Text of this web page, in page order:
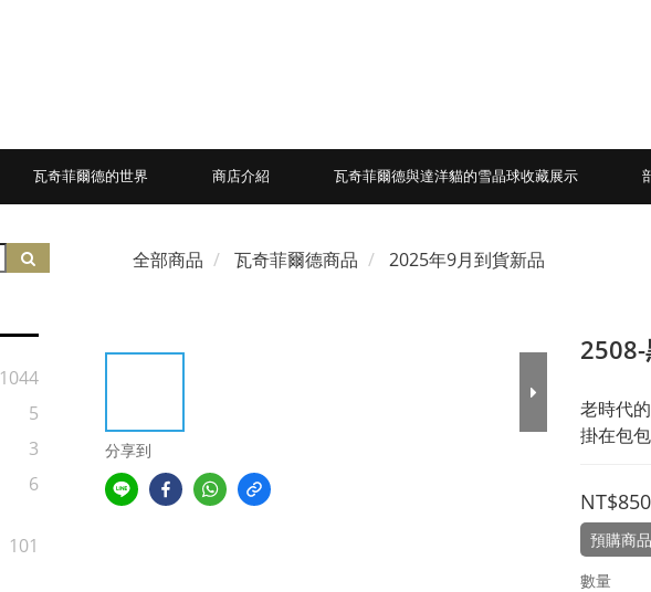
瓦奇菲爾德的世界 商店介紹 瓦奇菲爾德與達洋貓的雪晶球收藏展示
1044
5
3
6
101
全部商品 瓦奇菲爾德商品 2025年9月到貨新品
分享到
2508-
老時代
掛在包
NT$850
預購商品
數量